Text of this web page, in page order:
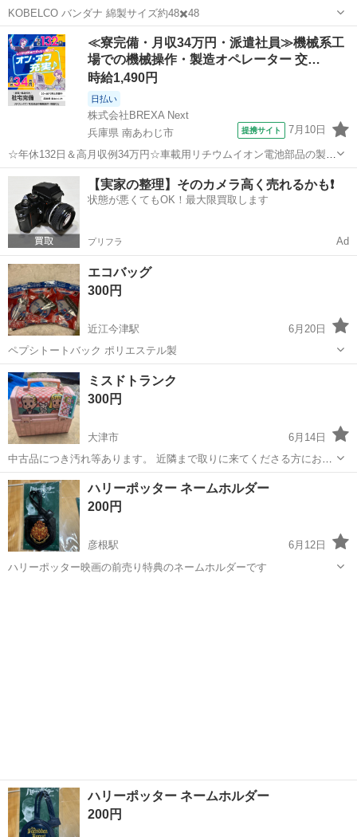
KOBELCO バンダナ 綿製サイズ約48✖️48
滋賀 高島市 近江今津駅 ノベルティグッズ KOBELCO
≪寮完備・月収34万円・派遣社員≫機械系工
場での機械操作・製造オペレーター 交…
時給1,490円
日払い
株式会社BREXA Next
兵庫県 南あわじ市
提携サイト 7月10日
☆年休132日＆高月収例34万円☆車載用リチウムイオン電池部品の製造
／4勤2休でオフも充実♪／家具・家電付き社宅あり＆前払いで生活支援
物資が受け取れる◎／20〜40代男女活躍中！ 車載用リチウムイオン電
池部品の製造 車載用...
兵庫 南あわじ市 その他
【実家の整理】そのカメラ高く売れるかも❗️
状態が悪くてもOK！最大限買取します
プリフラ Ad
エコバッグ
300円
近江今津駅
6月20日
ペプシトートバック ポリエステル製
滋賀 高島市 近江今津駅
ミスドトランク
300円
大津市
6月14日
中古品につき汚れ等あります。 近隣まで取りに来てくださる方にお譲
りします 出品中のすべての物が自宅にあるわけではありませんので気
になるものが複数ある方は早めにご連絡お願いします。 実物を見てキ
ャンセルでも構いません。 商...
滋賀 大津市 ノベルティグッズ
ハリーポッター ネームホルダー
200円
彦根駅
6月12日
ハリーポッター映画の前売り特典のネームホルダーです
ハリーポッター ネームホルダー
200円